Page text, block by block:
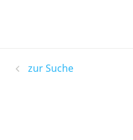
zur Suche